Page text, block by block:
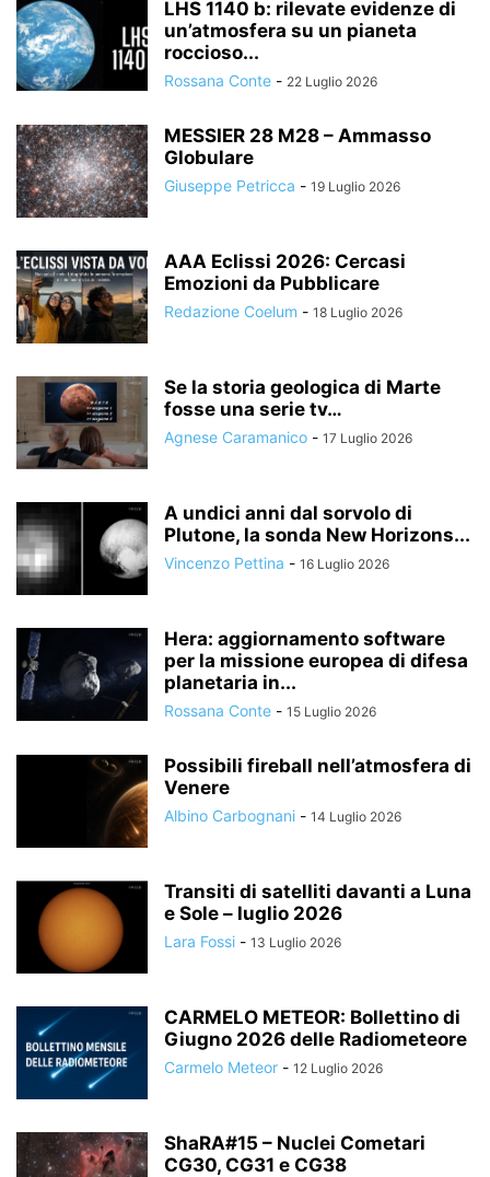
LHS 1140 b: rilevate evidenze di
un’atmosfera su un pianeta
roccioso...
Rossana Conte - 22 Luglio 2026
MESSIER 28 M28 – Ammasso
Globulare
Giuseppe Petricca - 19 Luglio 2026
AAA Eclissi 2026: Cercasi
Emozioni da Pubblicare
Redazione Coelum - 18 Luglio 2026
Se la storia geologica di Marte
fosse una serie tv…
Agnese Caramanico - 17 Luglio 2026
A undici anni dal sorvolo di
Plutone, la sonda New Horizons...
Vincenzo Pettina - 16 Luglio 2026
Hera: aggiornamento software
per la missione europea di difesa
planetaria in...
Rossana Conte - 15 Luglio 2026
Possibili fireball nell’atmosfera di
Venere
Albino Carbognani - 14 Luglio 2026
Transiti di satelliti davanti a Luna
e Sole – luglio 2026
Lara Fossi - 13 Luglio 2026
CARMELO METEOR: Bollettino di
Giugno 2026 delle Radiometeore
Carmelo Meteor - 12 Luglio 2026
ShaRA#15 – Nuclei Cometari
CG30, CG31 e CG38